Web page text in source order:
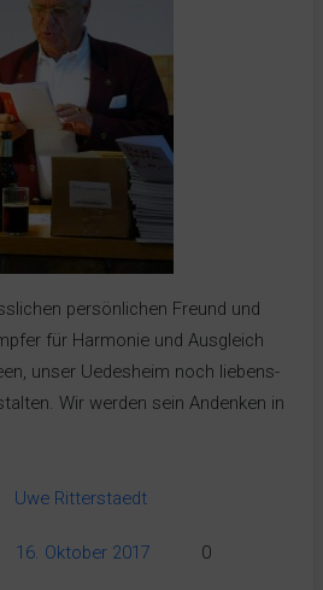
persönlichen Freund und
für Harmonie und Ausgleich
unser Uedesheim noch liebens-
Wir werden sein Andenken in
Uwe Ritterstaedt
16. Oktober 2017 0